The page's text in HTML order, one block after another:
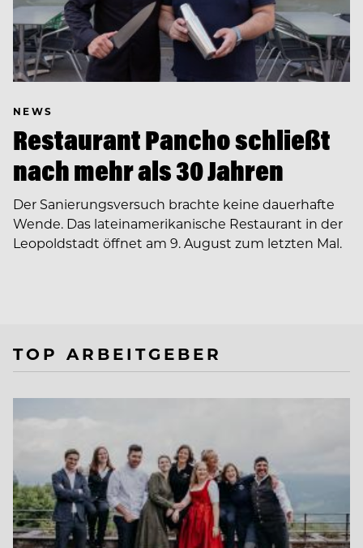
NEWS
Restaurant Pancho schließt
nach mehr als 30 Jahren
Der Sanierungsversuch brachte keine dauerhafte
Wende. Das lateinamerikanische Restaurant in der
Leopoldstadt öffnet am 9. August zum letzten Mal.
TOP ARBEITGEBER